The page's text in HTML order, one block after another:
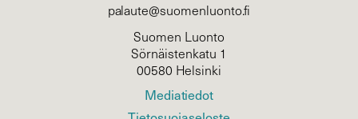
palaute@suomenluonto.fi
Suomen Luonto
Sörnäistenkatu 1
00580 Helsinki
Mediatiedot